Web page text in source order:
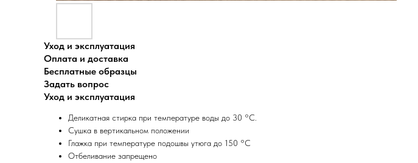
Уход и эксплуатация
Оплата и доставка
Бесплатные образцы
Задать вопрос
Уход и эксплуатация
Деликатная стирка при температуре воды до 30 °C.
Сушка в вертикальном положении
Глажка при температуре подошвы утюга до 150 °C
Отбеливание запрещено